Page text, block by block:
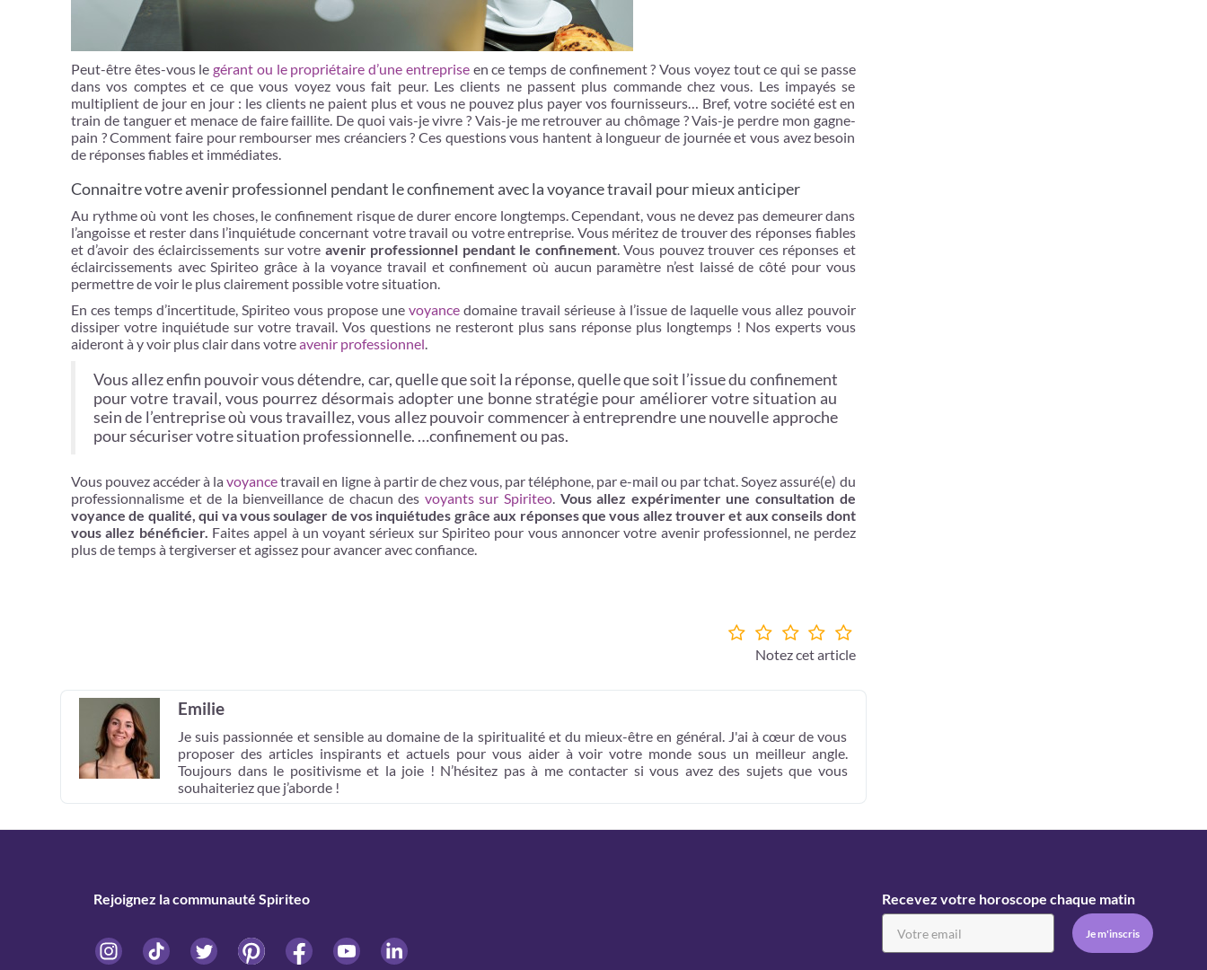
Peut-être êtes-vous legérant ou le propriétaire d’une entrepriseen ce temps de confinement ? Vous voyez tout ce qui se passe
dans vos comptes et ce que vous voyez vous fait peur. Les clients ne passent plus commande chez vous. Les impayés se
multiplient de jour en jour : les clients ne paient plus et vous ne pouvez plus payer vos fournisseurs… Bref, votre société est en
train de tanguer et menace de faire faillite. De quoi vais-je vivre ? Vais-je me retrouver au chômage ? Vais-je perdre mon gagne-
pain ? Comment faire pour rembourser mes créanciers ? Ces questions vous hantent à longueur de journée et vous avez besoin
de réponses fiables et immédiates.
Connaitre votre avenir professionnel pendant le confinement avec la voyance travail pour mieux anticiper
Au rythme où vont les choses, le confinement risque de durer encore longtemps. Cependant, vous ne devez pas demeurer dans
l’angoisse et rester dans l’inquiétude concernant votre travail ou votre entreprise. Vous méritez de trouver des réponses fiables
et d’avoir des éclaircissements sur votre avenir professionnel pendant le confinement. Vous pouvez trouver ces réponses et
éclaircissements avec Spiriteo grâce à la voyance travail et confinement où aucun paramètre n’est laissé de côté pour vous
permettre de voir le plus clairement possible votre situation.
En ces temps d’incertitude, Spiriteo vous propose unevoyance domaine travail sérieuse à l’issue de laquelle vous allez pouvoir
dissiper votre inquiétude sur votre travail. Vos questions ne resteront plus sans réponse plus longtemps ! Nos experts vous
aideront à y voir plus clair dans votreavenir professionnel.
Vous allez enfin pouvoir vous détendre, car, quelle que soit la réponse, quelle que soit l’issue du confinement
pour votre travail, vous pourrez désormais adopter une bonne stratégie pour améliorer votre situation au
sein de l’entreprise où vous travaillez, vous allez pouvoir commencer à entreprendre une nouvelle approche
pour sécuriser votre situation professionnelle. …confinement ou pas.
Vous pouvez accéder à lavoyancetravail en ligne à partir de chez vous, par téléphone, par e-mail ou par tchat. Soyez assuré(e) du
professionnalisme et de la bienveillance de chacun des voyants sur Spiriteo. Vous allez expérimenter une consultation de
voyance de qualité, qui va vous soulager de vos inquiétudes grâce aux réponses que vous allez trouver et aux conseils dont
vous allez bénéficier. Faites appel à un voyant sérieux sur Spiriteo pour vous annoncer votre avenir professionnel, ne perdez
plus de temps à tergiverser et agissez pour avancer avec confiance.
Notez cet article
Emilie
Je suis passionnée et sensible au domaine de la spiritualité et du mieux-être en général. J'ai à cœur de vous
proposer des articles inspirants et actuels pour vous aider à voir votre monde sous un meilleur angle.
Toujours dans le positivisme et la joie ! N’hésitez pas à me contacter si vous avez des sujets que vous
souhaiteriez que j’aborde !
Rejoignez la communauté Spiriteo Recevez votre horoscope chaque matin